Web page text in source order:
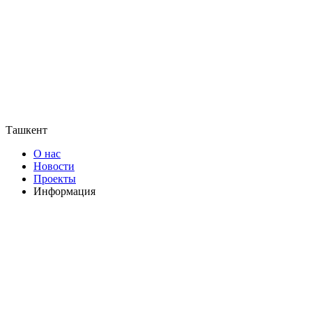
Ташкент
О нас
Новости
Проекты
Информация